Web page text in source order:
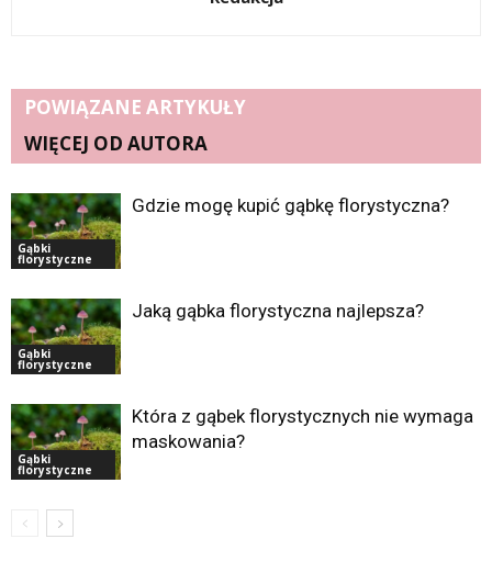
POWIĄZANE ARTYKUŁY
WIĘCEJ OD AUTORA
Gąbki
florystyczne
Gdzie mogę kupić gąbkę florystyczna?
Gąbki
florystyczne
Jaką gąbka florystyczna najlepsza?
Gąbki
florystyczne
Która z gąbek florystycznych nie wymaga
maskowania?